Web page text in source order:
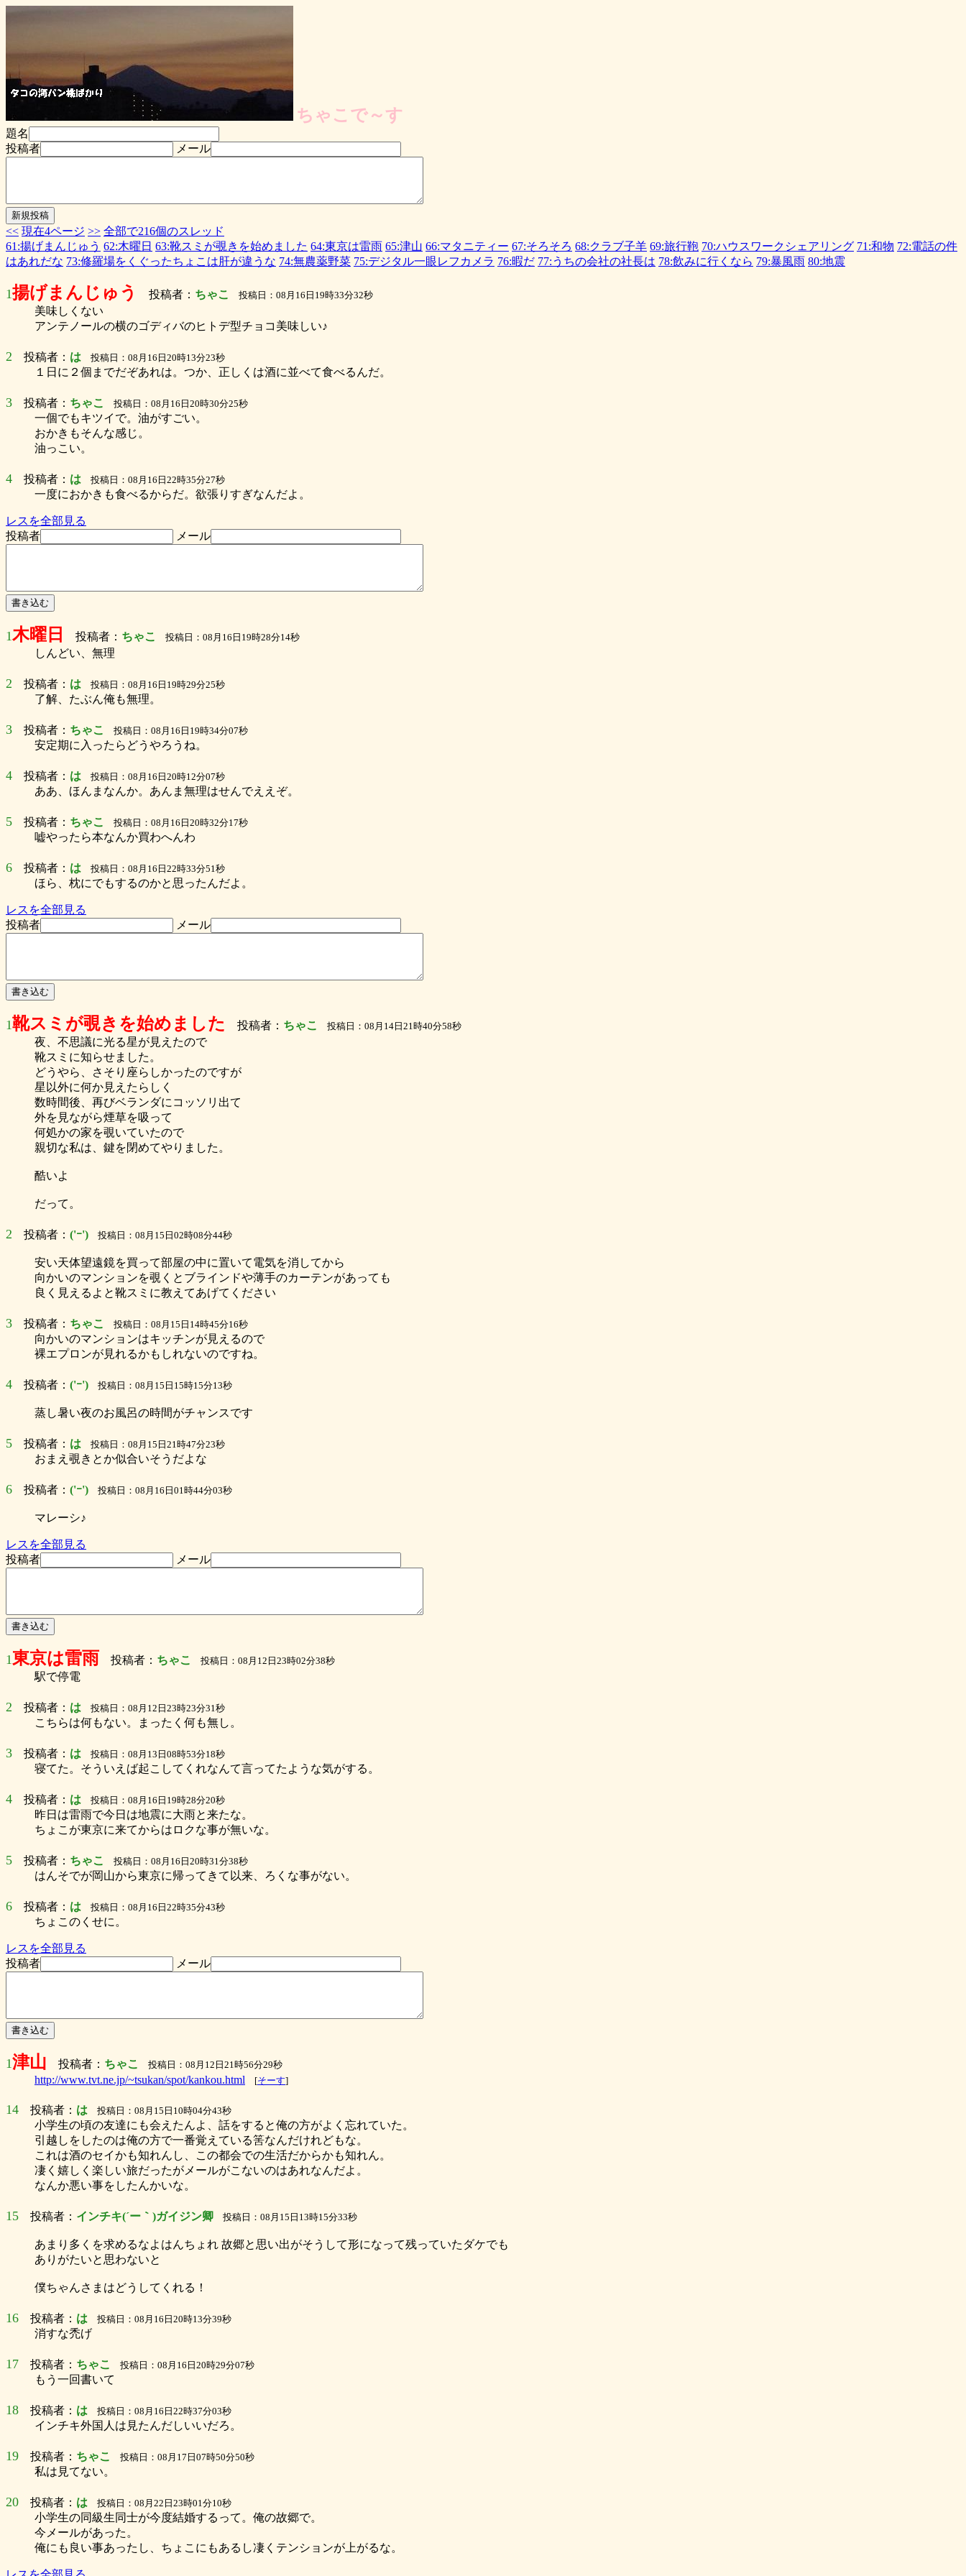
ちゃこで～す
題名
投稿者
メール
<< 現在4ページ >> 全部で216個のスレッド
61:揚げまんじゅう 62:木曜日 63:靴スミが覗きを始めました 64:東京は雷雨 65:津山 66:マタニティー 67:そろそろ 68:クラブ子羊 69:旅行鞄 70:ハウスワークシェアリング 71:和物 72:電話の件
はあれだな 73:修羅場をくぐったちょこは肝が違うな 74:無農薬野菜 75:デジタル一眼レフカメラ 76:暇だ 77:うちの会社の社長は 78:飲みに行くなら 79:暴風雨 80:地震
1揚げまんじゅう 投稿者： ちゃこ 投稿日：08月16日19時33分32秒
美味しくない
アンテノールの横のゴディバのヒトデ型チョコ美味しい♪
2 投稿者： は 投稿日：08月16日20時13分23秒
１日に２個までだぞあれは。つか、正しくは酒に並べて食べるんだ。
3 投稿者： ちゃこ 投稿日：08月16日20時30分25秒
一個でもキツイで。油がすごい。
おかきもそんな感じ。
油っこい。
4 投稿者： は 投稿日：08月16日22時35分27秒
一度におかきも食べるからだ。欲張りすぎなんだよ。
レスを全部見る
投稿者
メール
1木曜日 投稿者： ちゃこ 投稿日：08月16日19時28分14秒
しんどい、無理
2 投稿者： は 投稿日：08月16日19時29分25秒
了解、たぶん俺も無理。
3 投稿者： ちゃこ 投稿日：08月16日19時34分07秒
安定期に入ったらどうやろうね。
4 投稿者： は 投稿日：08月16日20時12分07秒
ああ、ほんまなんか。あんま無理はせんでええぞ。
5 投稿者： ちゃこ 投稿日：08月16日20時32分17秒
嘘やったら本なんか買わへんわ
6 投稿者： は 投稿日：08月16日22時33分51秒
ほら、枕にでもするのかと思ったんだよ。
レスを全部見る
投稿者
メール
1靴スミが覗きを始めました 投稿者： ちゃこ 投稿日：08月14日21時40分58秒
夜、不思議に光る星が見えたので
靴スミに知らせました。
どうやら、さそり座らしかったのですが
星以外に何か見えたらしく
数時間後、再びベランダにコッソリ出て
外を見ながら煙草を吸って
何処かの家を覗いていたので
親切な私は、鍵を閉めてやりました。
酷いよ
だって。
2 投稿者： ('ｰ') 投稿日：08月15日02時08分44秒
安い天体望遠鏡を買って部屋の中に置いて電気を消してから
向かいのマンションを覗くとブラインドや薄手のカーテンがあっても
良く見えるよと靴スミに教えてあげてください
3 投稿者： ちゃこ 投稿日：08月15日14時45分16秒
向かいのマンションはキッチンが見えるので
裸エプロンが見れるかもしれないのですね。
4 投稿者： ('ｰ') 投稿日：08月15日15時15分13秒
蒸し暑い夜のお風呂の時間がチャンスです
5 投稿者： は 投稿日：08月15日21時47分23秒
おまえ覗きとか似合いそうだよな
6 投稿者： ('ｰ') 投稿日：08月16日01時44分03秒
マレーシ♪
レスを全部見る
投稿者
メール
1東京は雷雨 投稿者： ちゃこ 投稿日：08月12日23時02分38秒
駅で停電
2 投稿者： は 投稿日：08月12日23時23分31秒
こちらは何もない。まったく何も無し。
3 投稿者： は 投稿日：08月13日08時53分18秒
寝てた。そういえば起こしてくれなんて言ってたような気がする。
4 投稿者： は 投稿日：08月16日19時28分20秒
昨日は雷雨で今日は地震に大雨と来たな。
ちょこが東京に来てからはロクな事が無いな。
5 投稿者： ちゃこ 投稿日：08月16日20時31分38秒
はんそでが岡山から東京に帰ってきて以来、ろくな事がない。
6 投稿者： は 投稿日：08月16日22時35分43秒
ちょこのくせに。
レスを全部見る
投稿者
メール
1津山 投稿者： ちゃこ 投稿日：08月12日21時56分29秒
http://www.tvt.ne.jp/~tsukan/spot/kankou.html [そーす]
14 投稿者： は 投稿日：08月15日10時04分43秒
小学生の頃の友達にも会えたんよ、話をすると俺の方がよく忘れていた。
引越しをしたのは俺の方で一番覚えている筈なんだけれどもな。
これは酒のセイかも知れんし、この都会での生活だからかも知れん。
凄く嬉しく楽しい旅だったがメールがこないのはあれなんだよ。
なんか悪い事をしたんかいな。
15 投稿者： インチキ(´ー｀)ガイジン卿 投稿日：08月15日13時15分33秒
あまり多くを求めるなよはんちょれ 故郷と思い出がそうして形になって残っていたダケでも
ありがたいと思わないと
僕ちゃんさまはどうしてくれる！
16 投稿者： は 投稿日：08月16日20時13分39秒
消すな禿げ
17 投稿者： ちゃこ 投稿日：08月16日20時29分07秒
もう一回書いて
18 投稿者： は 投稿日：08月16日22時37分03秒
インチキ外国人は見たんだしいいだろ。
19 投稿者： ちゃこ 投稿日：08月17日07時50分50秒
私は見てない。
20 投稿者： は 投稿日：08月22日23時01分10秒
小学生の同級生同士が今度結婚するって。俺の故郷で。
今メールがあった。
俺にも良い事あったし、ちょこにもあるし凄くテンションが上がるな。